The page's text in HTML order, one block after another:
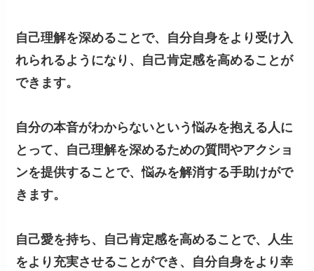
自己理解を深めることで、自分自身をより受け入
れられるようになり、自己肯定感を高めることが
できます。
自分の本音がわからないという悩みを抱える人に
とって、自己理解を深めるための質問やアクショ
ンを提供することで、悩みを解消する手助けがで
きます。
自己愛を持ち、自己肯定感を高めることで、人生
をより充実させることができ、自分自身をより幸